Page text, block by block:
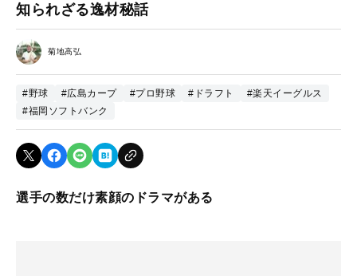
知られざる逸材秘話
菊地高弘
#野球 #広島カープ #プロ野球 #ドラフト
#楽天イーグルス
#福岡ソフトバンク
選手の数だけ素顔のドラマがある